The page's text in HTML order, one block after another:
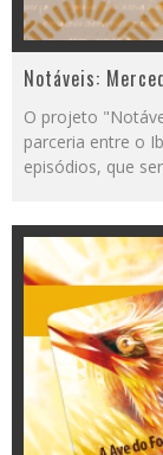
Notáveis:
O projeto
parceria entre o
episódios, que